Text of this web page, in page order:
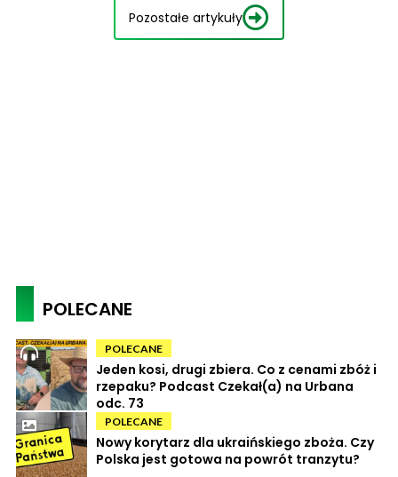
Pozostałe artykuły
POLECANE
POLECANE
Jeden kosi, drugi zbiera. Co z cenami zbóż i
rzepaku? Podcast Czekał(a) na Urbana
odc. 73
POLECANE
Nowy korytarz dla ukraińskiego zboża. Czy
Polska jest gotowa na powrót tranzytu?